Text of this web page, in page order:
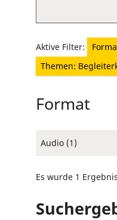
Aktive Filter:
Themen:
Format
Audio (1)
Es wurde 1